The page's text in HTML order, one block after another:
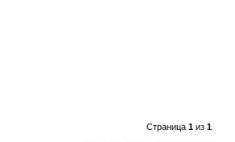
Страница 1из 1